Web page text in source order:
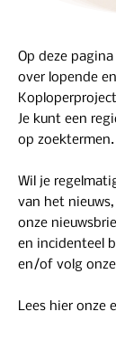
Op deze
over lopende
Je kunt een
op zoektermen.
Wil je
van het
onze
en incidenteel
en/of volg
Lees hier onze